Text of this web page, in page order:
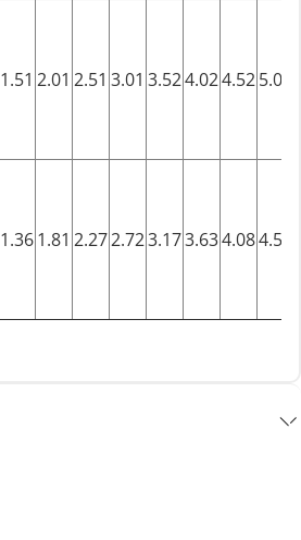
1.51 2.01 2.51 3.01 3.524.024.525.02
1.361.81 2.272.723.173.634.084.53